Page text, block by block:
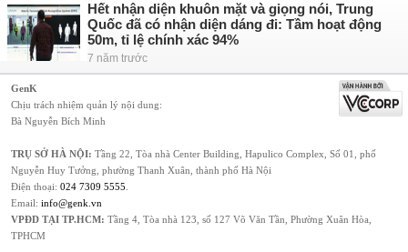
Hết nhận diện khuôn mặt và giọng nói, Trung
Quốc đã có nhận diện dáng đi: Tầm hoạt động
50m, tỉ lệ chính xác 94%
7 năm trước
GenK
Chịu trách nhiệm quản lý nội dung:
Bà Nguyễn Bích Minh
TRỤ SỞ HÀ NỘI: Tầng 22, Tòa nhà Center Building, Hapulico Complex, Số 01, phố
Nguyễn Huy Tưởng, phường Thanh Xuân, thành phố Hà Nội
Điện thoại: 024 7309 5555
Email: info@genk.vn
VPĐD TẠI TP.HCM: Tầng 4, Tòa nhà 123, số 127 Võ Văn Tần, Phường Xuân Hòa,
TPHCM